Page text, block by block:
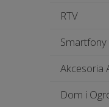
RTV
Akcesoria
Dom i